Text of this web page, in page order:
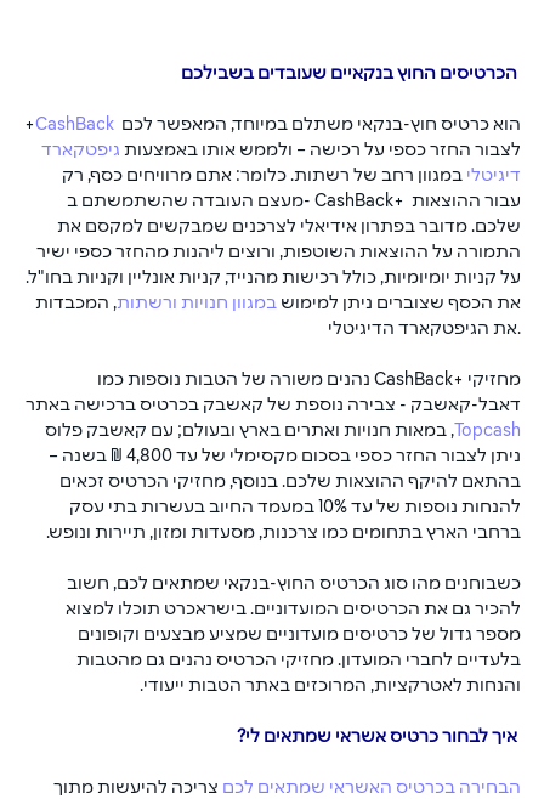
+CashBack
לצבור החזר כספי על רכישה – ולממש אותו באמצעות גיפטקארד
דיגיטלי במגוון רחב של רשתות. כלומר: אתם מרוויחים כסף, רק
מעצם העובדה שהשתמשתם ב- CashBack+ עבור ההוצאות
שלכם. מדובר בפתרון אידיאלי לצרכנים שמבקשים למקסם את
התמורה על ההוצאות השוטפות, ורוצים ליהנות מהחזר כספי ישיר
על קניות יומיומיות, כולל רכישות מהנייד, קניות אונליין וקניות בחו"ל.
את הכסף שצוברים ניתן למימוש במגוון חנויות ורשתות, המכבדות
את הגיפטקארד הדיגיטלי.
מחזיקי +CashBack נהנים משורה של הטבות נוספות כמו
דאבל-קאשבק - צבירה נוספת של קאשבק בכרטיס ברכישה באתר
Topcash , במאות חנויות ואתרים בארץ ובעולם; עם קאשבק פלוס
ניתן לצבור החזר כספי בסכום מקסימלי של עד 4,800 ₪ בשנה –
בהתאם להיקף ההוצאות שלכם. בנוסף, מחזיקי הכרטיס זכאים
להנחות נוספות של עד 10% במעמד החיוב בעשרות בתי עסק
ברחבי הארץ בתחומים כמו צרכנות, מסעדות ומזון, תיירות ונופש.
כשבוחנים מהו סוג הכרטיס החוץ-בנקאי שמתאים לכם, חשוב
להכיר גם את הכרטיסים המועדוניים. בישראכרט תוכלו למצוא
מספר גדול של כרטיסים מועדוניים שמציע מבצעים וקופונים
בלעדיים לחברי המועדון. מחזיקי הכרטיס נהנים גם מהטבות
והנחות לאטרקציות, המרוכזים באתר הטבות ייעודי.
הבחירה בכרטיס האשראי שמתאים לכם צריכה להיעשות מתוך